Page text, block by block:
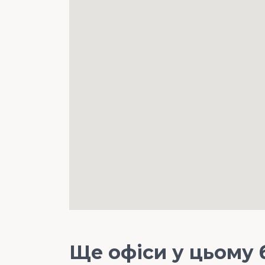
Ще офіси у цьому